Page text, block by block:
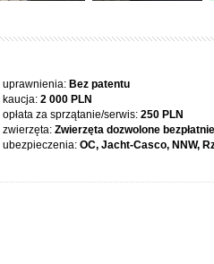
uprawnienia: Bez patentu
kaucja: 2 000 PLN
opłata za sprzątanie/serwis: 250 PLN
zwierzęta: Zwierzęta dozwolone bezpłatnie
ubezpieczenia: OC, Jacht-Casco, NNW,